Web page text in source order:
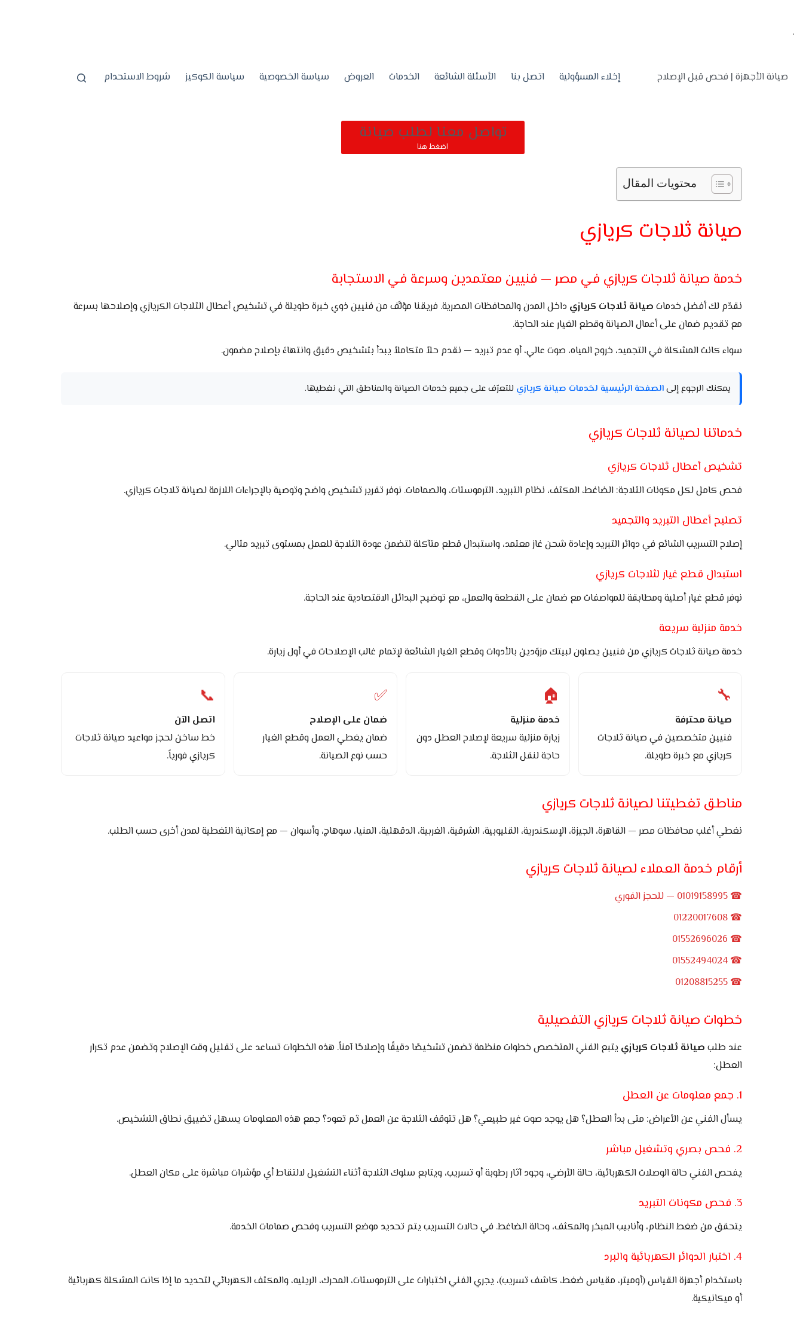
.
صيانة الأجهزة | فحص قبل الإصلاح إخلاء المسؤولية اتصل بنا الأسئلة الشائعة الخدمات العروض سياسة الخصوصية سياسة الكوكيز شروط الاستحدام صيانة أجهزة منزلية:
تواصل معنا لطلب صيانة
اضغط هنا
محتويات المقال
صيانة ثلاجات كريازي
خدمة صيانة ثلاجات كريازي في مصر — فنيين معتمدين وسرعة في الاستجابة
نقدّم لك أفضل خدمات صيانة ثلاجات كريازي داخل المدن والمحافظات المصرية. فريقنا مؤلَّف من فنيين ذوي خبرة طويلة في تشخيص أعطال الثلاجات الكريازي وإصلاحها بسرعة
مع تقديم ضمان على أعمال الصيانة وقطع الغيار عند الحاجة.
سواء كانت المشكلة في التجميد، خروج المياه، صوت عالي، أو عدم تبريد — نقدم حلاً متكاملاً يبدأ بتشخيص دقيق وانتهاءً بإصلاح مضمون.
يمكنك الرجوع إلىالصفحة الرئيسية لخدمات صيانة كريازي للتعرّف على جميع خدمات الصيانة والمناطق التي نغطيها.
خدماتنا لصيانة ثلاجات كريازي
تشخيص أعطال ثلاجات كريازي
فحص كامل لكل مكونات الثلاجة: الضاغط، المكثف، نظام التبريد، الترموستات، والصمامات. نوفر تقرير تشخيص واضح وتوصية بالإجراءات اللازمة لصيانة ثلاجات كريازي.
تصليح أعطال التبريد والتجميد
إصلاح التسريب الشائع في دوائر التبريد وإعادة شحن غاز معتمد، واستبدال قطع متآكلة لتضمن عودة الثلاجة للعمل بمستوى تبريد مثالي.
استبدال قطع غيار لثلاجات كريازي
نوفر قطع غيار أصلية ومطابقة للمواصفات مع ضمان على القطعة والعمل، مع توضيح البدائل الاقتصادية عند الحاجة.
خدمة منزلية سريعة
خدمة صيانة ثلاجات كريازي من فنيين يصلون لبيتك مزوّدين بالأدوات وقطع الغيار الشائعة لإتمام غالب الإصلاحات في أول زيارة.
🔧
صيانة محترفة
فنيين متخصصين في صيانة ثلاجات
كريازي مع خبرة طويلة.
🏠
خدمة منزلية
زيارة منزلية سريعة لإصلاح العطل دون
حاجة لنقل الثلاجة.
✅
ضمان على الإصلاح
ضمان يغطي العمل وقطع الغيار
حسب نوع الصيانة.
📞
اتصل الآن
خط ساخن لحجز مواعيد صيانة ثلاجات
كريازي فورياً.
مناطق تغطيتنا لصيانة ثلاجات كريازي
نغطي أغلب محافظات مصر — القاهرة، الجيزة، الإسكندرية، القليوبية، الشرقية، الغربية، الدقهلية، المنيا، سوهاج، وأسوان — مع إمكانية التغطية لمدن أخرى حسب الطلب.
أرقام خدمة العملاء لصيانة ثلاجات كريازي
☎ 01019158995 — للحجز الفوري
☎ 01220017608
☎ 01552696026
☎ 01552494024
☎ 01208815255
خطوات صيانة ثلاجات كريازي التفصيلية
عند طلب صيانة ثلاجات كريازي يتبع الفني المتخصص خطوات منظمة تضمن تشخيصًا دقيقًا وإصلاحًا آمناً. هذه الخطوات تساعد على تقليل وقت الإصلاح وتضمن عدم تكرار
العطل:
1. جمع معلومات عن العطل
يسأل الفني عن الأعراض: متى بدأ العطل؟ هل يوجد صوت غير طبيعي؟ هل تتوقف الثلاجة عن العمل ثم تعود؟ جمع هذه المعلومات يسهل تضييق نطاق التشخيص.
2. فحص بصري وتشغيل مباشر
يفحص الفني حالة الوصلات الكهربائية، حالة الأرضي، وجود آثار رطوبة أو تسريب، ويتابع سلوك الثلاجة أثناء التشغيل لالتقاط أي مؤشرات مباشرة على مكان العطل.
3. فحص مكونات التبريد
يتحقق من ضغط النظام، وأنابيب المبخر والمكثف، وحالة الضاغط. في حالات التسريب يتم تحديد موضع التسريب وفحص صمامات الخدمة.
4. اختبار الدوائر الكهربائية والبرد
باستخدام أجهزة القياس (أوميتر، مقياس ضغط، كاشف تسريب)، يجري الفني اختبارات على الترموستات، المحرك، الريليه، والمكثف الكهربائي لتحديد ما إذا كانت المشكلة كهربائية
أو ميكانيكية.